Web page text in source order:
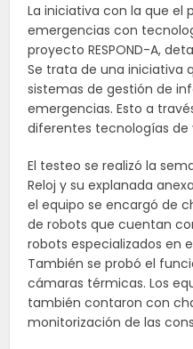
La iniciativa con la que el
emergencias con
proyecto RESPOND-A,
Se trata de una iniciativa
sistemas de gestión de
emergencias. Esto a
diferentes tecnologías de
El testeo se realizó la
Reloj y su explanada
el equipo se encargó de
de robots que cuentan
robots especializados en
También se probó el
cámaras térmicas. Los
también contaron con
monitorización de las